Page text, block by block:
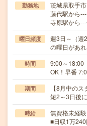
勤務地
茨城県取手市
藤代駅から
寺原駅から
曜日頻度
週3日～（週
の曜日があ
時間
9:00～18:00
OK！早番
期間
【8月中の
短2～3日後
時給
無資格未経
■日収1万